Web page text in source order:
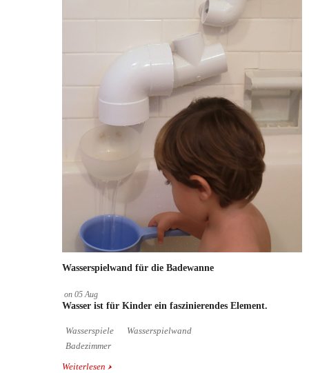
Wasserspielwand für die Badewanne
on 05 Aug
Wasser ist für Kinder ein faszinierendes Element.
Wasserspiele
Wasserspielwand
Badezimmer
Weiterlesen über Wasserspielwand für die Badewanne